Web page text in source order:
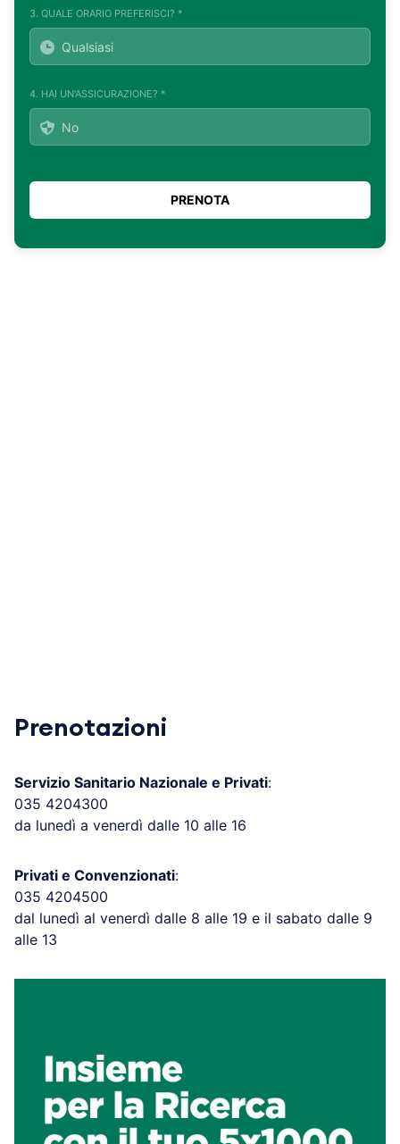
3. QUALE ORARIO PREFERISCI? *
4. HAI UN'ASSICURAZIONE? *
Prenotazioni
Servizio Sanitario Nazionale e Privati:
035 4204300
da lunedì a venerdì dalle 10 alle 16
Privati e Convenzionati:
035 4204500
dal lunedì al venerdì dalle 8 alle 19 e il sabato dalle 9
alle 13